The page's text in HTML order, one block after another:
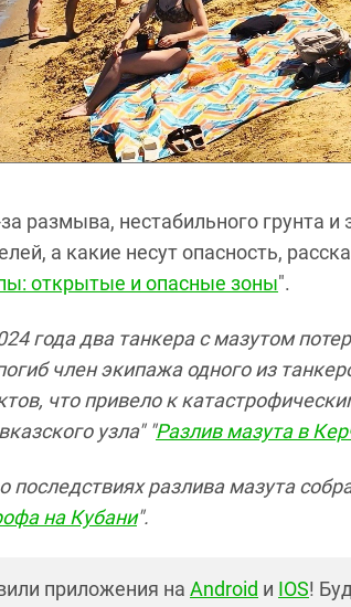
размыва, нестабильного грунта
а какие несут опасность,
открытые и опасные зоны".
года два танкера с мазутом
член экипажа одного из
что привело к
узла" "Разлив мазута в
последствиях разлива мазута
на Кубани".
приложения на Android и IOS!